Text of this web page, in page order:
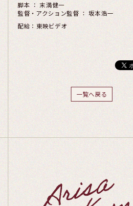
脚本 ： 末満健一
監督・アクション監督 ： 坂本浩一
配給：東映ビデオ
一覧へ戻る